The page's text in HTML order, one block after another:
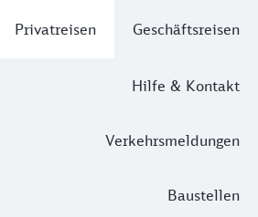
Privatreisen Geschäftsreisen
Hilfe & Kontakt
Verkehrsmeldungen
Baustellen